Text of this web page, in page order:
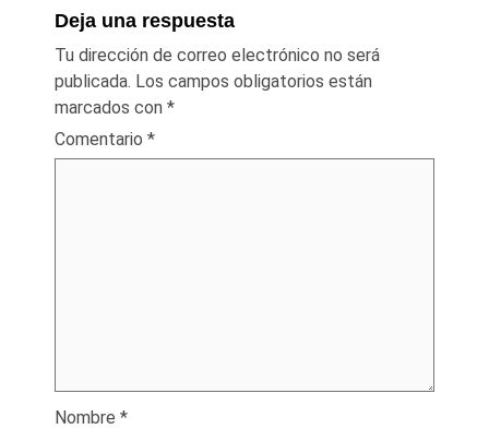
Deja una respuesta
Tu dirección de correo electrónico no será
publicada. Los campos obligatorios están
marcados con *
Comentario *
Nombre *